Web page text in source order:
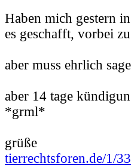
Haben mich gestern
es geschafft, vorbei
aber muss ehrlich
aber 14 tage
*grml*
grüße
tierrechtsforen.de/1/